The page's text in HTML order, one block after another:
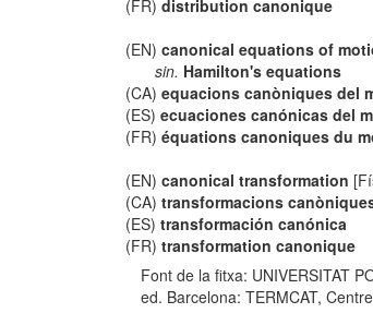
(FR)distribution canonique
(EN)canonical equations of
sin. Hamilton's equations
(CA)equacions canòniques del
(ES)ecuaciones canónicas del
(FR)équations canoniques du
(EN)canonical transformation
(CA)transformacions
(ES)transformación canónica
(FR)transformation canonique
Font de la fitxa: UNIVERSITAT
ed. Barcelona: TERMCAT,